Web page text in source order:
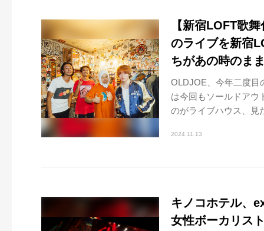
【新宿LOFT歌
のライブを新宿
ちがあの時のま
OLDJOE、今年二度目
は今回もソールドアウ
のがライブハウス、見
2024.11.13
キノコホテル、
女性ボーカリス